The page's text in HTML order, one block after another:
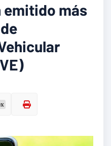
emitido más